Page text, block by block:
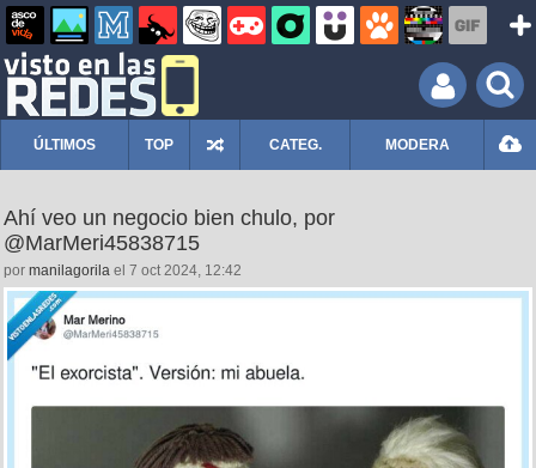
ÚLTIMOS TOP CATEG. MODERA
Ahí veo un negocio bien chulo, por
@MarMeri45838715
por manilagorila el 7 oct 2024, 12:42